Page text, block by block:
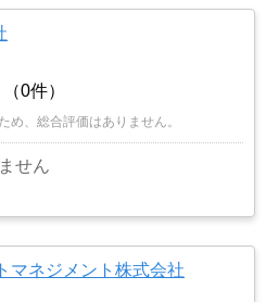
0件）
、総合評価はありません。
せん
マネジメント株式会社